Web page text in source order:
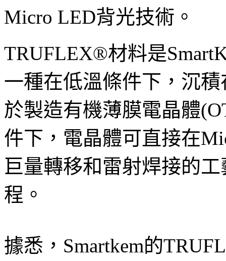
Micro LED背光技術。
TRUFLEX®材料是
一種在低溫條件下，沉
於製造有機薄膜電晶體
件下，電晶體可直接在
巨量轉移和雷射焊接的
程。
據悉，Smartkem的